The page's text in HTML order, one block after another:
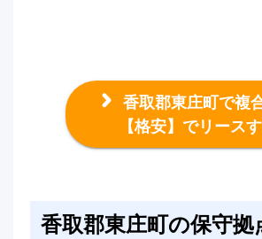
香取郡東庄町で複
【格安】でリース
香取郡東庄町の保守拠